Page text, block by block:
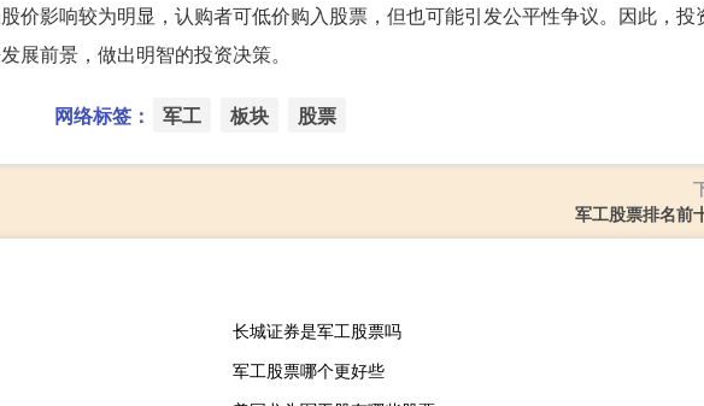
价影响较为明显，认购者可低价购入股票，但也可能引发公平性争议。因此，投
展前景，做出明智的投资决策。
网络标签： 军工 板块 股票
军工股票排名前
长城证券是军工股票吗
军工股票哪个更好些